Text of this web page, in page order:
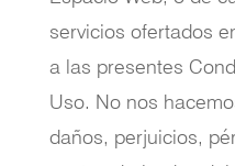
servicios ofertados
a las presentes
Uso. No nos
daños, perjuicios,